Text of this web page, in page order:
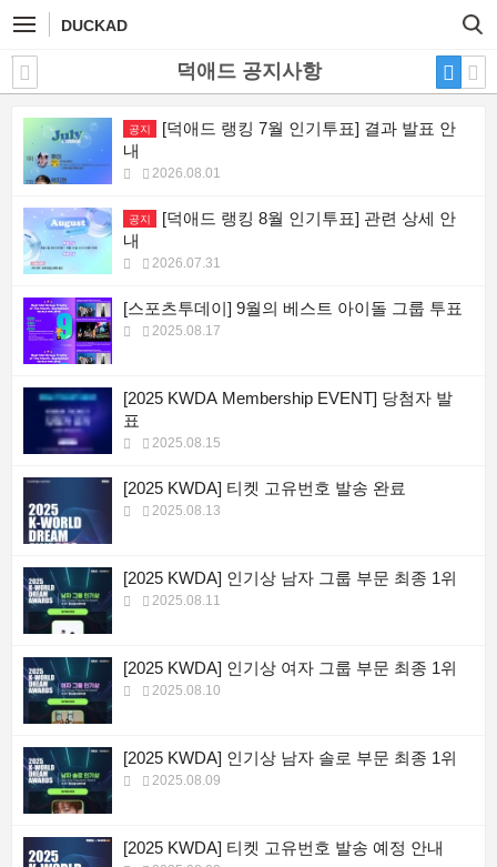
DUCKAD
덕애드 공지사항
공지
[덕애드 랭킹 7월 인기투표] 결과 발표 안
내
2026.08.01
공지
[덕애드 랭킹 8월 인기투표] 관련 상세 안
내
2026.07.31
[스포츠투데이] 9월의 베스트 아이돌 그룹 투표
2025.08.17
[2025 KWDA Membership EVENT] 당첨자 발
표
2025.08.15
[2025 KWDA] 티켓 고유번호 발송 완료
2025.08.13
[2025 KWDA] 인기상 남자 그룹 부문 최종 1위
2025.08.11
[2025 KWDA] 인기상 여자 그룹 부문 최종 1위
2025.08.10
[2025 KWDA] 인기상 남자 솔로 부문 최종 1위
2025.08.09
[2025 KWDA] 티켓 고유번호 발송 예정 안내